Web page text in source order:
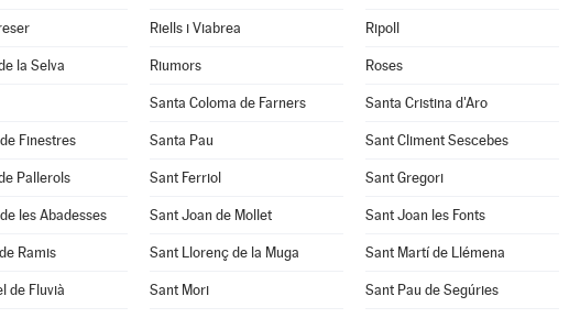
Riells i Viabrea Ripoll
la Selva Riumors Roses
Santa Coloma de Farners Santa Cristina d'Aro
Finestres Santa Pau Sant Climent Sescebes
Pallerols Sant Ferriol Sant Gregori
les Abadesses Sant Joan de Mollet Sant Joan les Fonts
Ramis Sant Llorenç de la Muga Sant Martí de Llémena
de Fluvià Sant Mori Sant Pau de Segúries